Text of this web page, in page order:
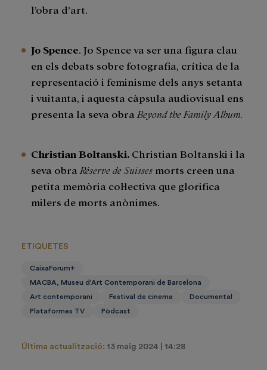
l’obra d’art.
Jo Spence . Jo Spence va ser una figura clau
en els debats sobre fotografia, crítica de la
representació i feminisme dels anys setanta
i vuitanta, i aquesta càpsula audiovisual ens
presenta la seva obra Beyond the Family Album.
Christian Boltanski. Christian Boltanski i la
seva obra Réserve de Suisses morts creen una
petita memòria col·lectiva que glorifica
milers de morts anònimes.
ETIQUETES
CaixaForum+
MACBA, Museu d’Art Contemporani de Barcelona
Art contemporani
Festival de cinema
Documental
Plataformes TV
Pòdcast
Última actualització: 13 maig 2024 | 14:28